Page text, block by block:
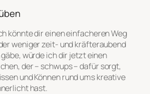
könnte dir einen einfacheren Weg
weniger zeit- und kräfteraubend
gäbe, würde ich dir jetzt einen
der – schwups – dafür sorgt,
und Können rund ums kreative
hast.